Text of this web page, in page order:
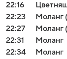
22:16
22:23
Моланг
22:27
Моланг
22:31
Моланг
22:34
Моланг